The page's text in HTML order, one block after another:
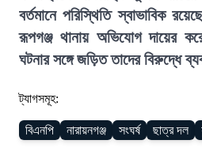
বর্তমানে পরিস্থিতি স্বাভাবিক
রূপগঞ্জ থানায় অভিযোগ দায়ের
ঘটনার সঙ্গে জড়িত তাদের বিরুদ্ধে
ট্যাগসমূহ:
বিএনপি নারায়নগঞ্জ সংঘর্ষ ছাত্র দল